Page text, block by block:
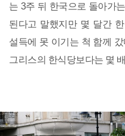
는 3주 뒤 한국으로 돌아가
된다고 말했지만 몇 달간
설득에 못 이기는 척 함께
그리스의 한식당보다는 몇